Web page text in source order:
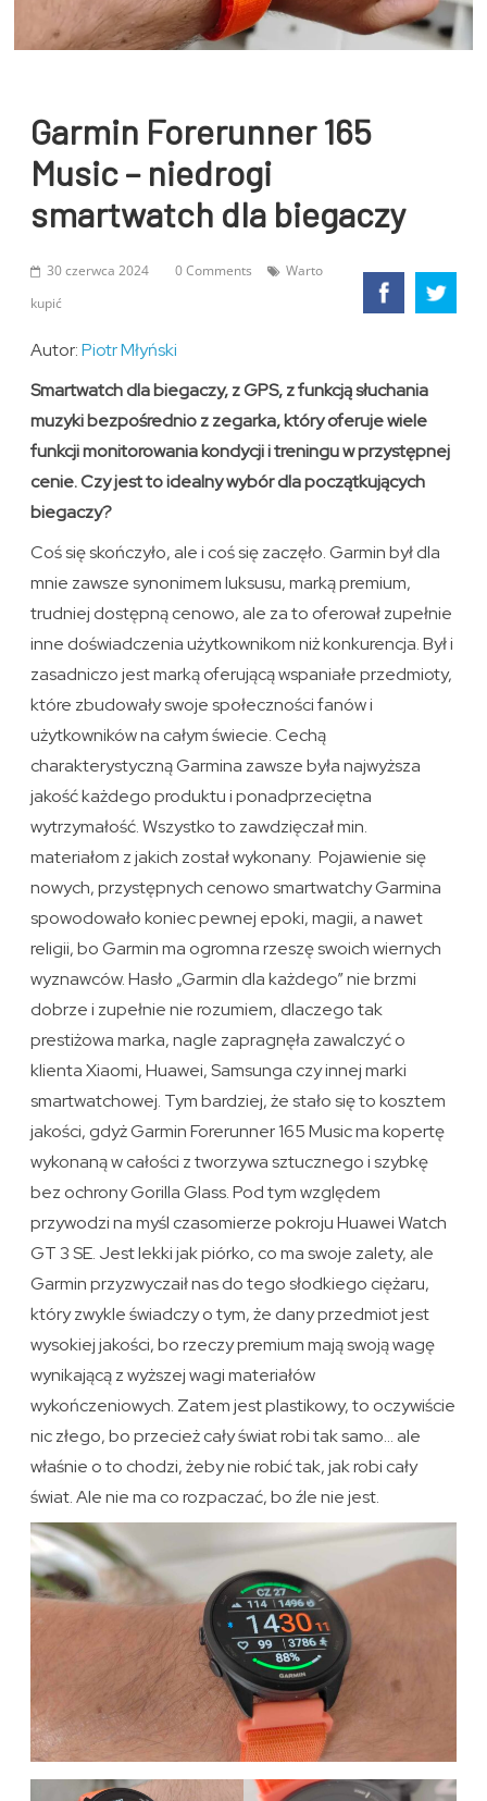
Garmin Forerunner 165
Music – niedrogi
smartwatch dla biegaczy
30 czerwca 2024 0 Comments
Warto
kupić
Autor:Piotr Młyński
Smartwatch dla biegaczy, z GPS, z funkcją słuchania
muzyki bezpośrednio z zegarka, który oferuje wiele
funkcji monitorowania kondycji i treningu w przystępnej
cenie. Czy jest to idealny wybór dla początkujących
biegaczy?
Coś się skończyło, ale i coś się zaczęło. Garmin był dla
mnie zawsze synonimem luksusu, marką premium,
trudniej dostępną cenowo, ale za to oferował zupełnie
inne doświadczenia użytkownikom niż konkurencja. Był i
zasadniczo jest marką oferującą wspaniałe przedmioty,
które zbudowały swoje społeczności fanów i
użytkowników na całym świecie. Cechą
charakterystyczną Garmina zawsze była najwyższa
jakość każdego produktu i ponadprzeciętna
wytrzymałość. Wszystko to zawdzięczał min.
materiałom z jakich został wykonany. Pojawienie się
nowych, przystępnych cenowo smartwatchy Garmina
spowodowało koniec pewnej epoki, magii, a nawet
religii, bo Garmin ma ogromna rzeszę swoich wiernych
wyznawców. Hasło „Garmin dla każdego” nie brzmi
dobrze i zupełnie nie rozumiem, dlaczego tak
prestiżowa marka, nagle zapragnęła zawalczyć o
klienta Xiaomi, Huawei, Samsunga czy innej marki
smartwatchowej. Tym bardziej, że stało się to kosztem
jakości, gdyż Garmin Forerunner 165 Music ma kopertę
wykonaną w całości z tworzywa sztucznego i szybkę
bez ochrony Gorilla Glass. Pod tym względem
przywodzi na myśl czasomierze pokroju Huawei Watch
GT 3 SE. Jest lekki jak piórko, co ma swoje zalety, ale
Garmin przyzwyczaił nas do tego słodkiego ciężaru,
który zwykle świadczy o tym, że dany przedmiot jest
wysokiej jakości, bo rzeczy premium mają swoją wagę
wynikającą z wyższej wagi materiałów
wykończeniowych. Zatem jest plastikowy, to oczywiście
nic złego, bo przecież cały świat robi tak samo… ale
właśnie o to chodzi, żeby nie robić tak, jak robi cały
świat. Ale nie ma co rozpaczać, bo źle nie jest.